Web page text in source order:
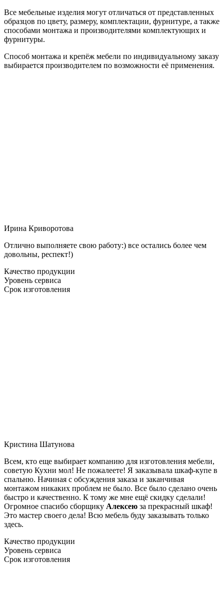
Все мебельные изделия могут отличаться от представленных
образцов по цвету, размеру, комплектации, фурнитуре, а также
способами монтажа и производителями комплектующих и
фурнитуры.
Способ монтажа и крепёж мебели по индивидуальному заказу
выбирается производителем по возможности её применения.
Ирина Криворотова
Отлично выполняете свою работу:) все остались более чем
довольны, респект!)
Качество продукции
Уровень сервиса
Срок изготовления
Кристина Шатунова
Всем, кто еще выбирает компанию для изготовления мебели,
советую Кухни мол! Не пожалеете! Я заказывала шкаф-купе в
спальню. Начиная с обсуждения заказа и заканчивая
монтажом никаких проблем не было. Все было сделано очень
быстро и качественно. К тому же мне ещё скидку сделали!
Огромное спасибо сборщику Алексею за прекрасный шкаф!
Это мастер своего дела! Всю мебель буду заказывать только
здесь.
Качество продукции
Уровень сервиса
Срок изготовления